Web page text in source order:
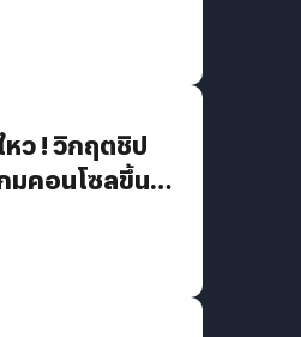
ศรษฐกิจสี
หว ! วิกฤตชิป
มคอนโซลขึ้น